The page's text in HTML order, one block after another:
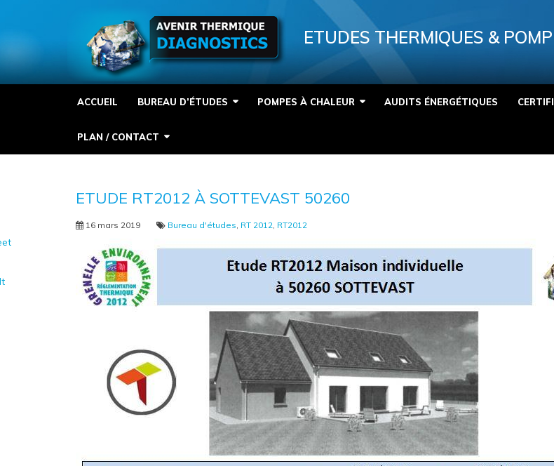
ETUDES THERMIQUES &
ACCUEIL BUREAU D’ÉTUDES POMPES À CHALEUR AUDITS ÉNERGÉTIQUES
PLAN / CONTACT
ETUDE RT2012 À SOTTEVAST 50260
16 mars 2019 Bureau d'études RT 2012 RT2012